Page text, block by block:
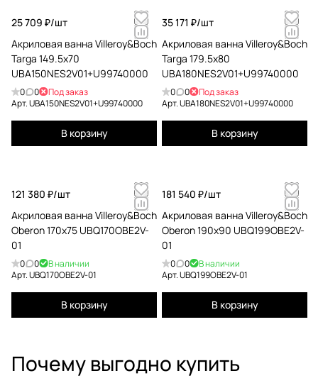
25 709 ₽/шт
Акриловая ванна Villeroy&Boch
Targa 149.5x70
UBA150NES2V01+U99740000
0 0
Под заказ
Арт.UBA150NES2V01+U99740000
В корзину
35 171 ₽/шт
Акриловая ванна Villeroy&Boch
Targa 179.5x80
UBA180NES2V01+U99740000
0 0
Под заказ
Арт.UBA180NES2V01+U99740000
В корзину
121 380 ₽/шт
Акриловая ванна Villeroy&Boch
Oberon 170x75 UBQ170OBE2V-
01
0 0
В наличии
Арт.UBQ170OBE2V-01
В корзину
181 540 ₽/шт
Акриловая ванна Villeroy&Boch
Oberon 190x90 UBQ199OBE2V-
01
0 0
В наличии
Арт.UBQ199OBE2V-01
В корзину
Почему выгодно купить